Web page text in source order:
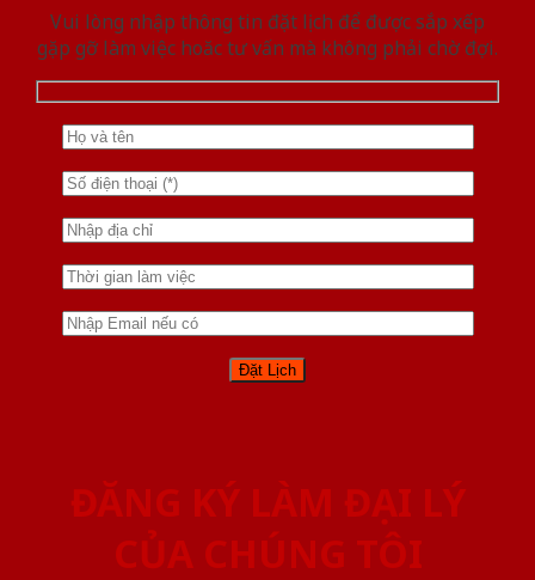
Vui lòng nhập thông tin đặt lịch để được sắp xếp
gặp gỡ làm việc hoăc tư vấn mà không phải chờ đợi.
ĐĂNG KÝ LÀM ĐẠI LÝ
CỦA CHÚNG TÔI